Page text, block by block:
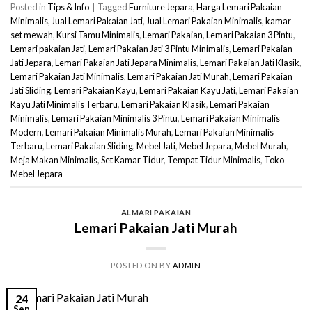
Posted in Tips & Info TaggedFurniture Jepara,Harga Lemari Pakaian
Minimalis, Jual Lemari Pakaian Jati, Jual Lemari Pakaian Minimalis,kamar
set mewah,Kursi Tamu Minimalis,Lemari Pakaian,Lemari Pakaian 3 Pintu,
Lemari pakaian Jati,Lemari Pakaian Jati 3 Pintu Minimalis,Lemari Pakaian
Jati Jepara,Lemari Pakaian Jati Jepara Minimalis,Lemari Pakaian Jati Klasik,
Lemari Pakaian Jati Minimalis,Lemari Pakaian Jati Murah,Lemari Pakaian
Jati Sliding,Lemari Pakaian Kayu,Lemari Pakaian Kayu Jati,Lemari Pakaian
Kayu Jati Minimalis Terbaru,Lemari Pakaian Klasik,Lemari Pakaian
Minimalis,Lemari Pakaian Minimalis 3 Pintu,Lemari Pakaian Minimalis
Modern,Lemari Pakaian Minimalis Murah,Lemari Pakaian Minimalis
Terbaru,Lemari Pakaian Sliding,Mebel Jati,Mebel Jepara,Mebel Murah,
Meja Makan Minimalis,Set Kamar Tidur, Tempat Tidur Minimalis, Toko
Mebel Jepara
ALMARI PAKAIAN
Lemari Pakaian Jati Murah
POSTED ON BY ADMIN
24